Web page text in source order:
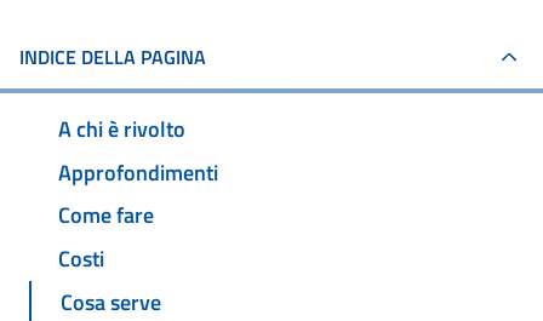
INDICE DELLA PAGINA
A chi è rivolto
Approfondimenti
Come fare
Costi
Cosa serve